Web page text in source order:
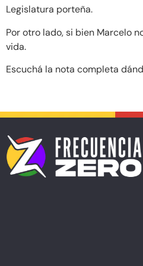
Legislatura porteña.
Por otro lado, si bien Marcelo
vida.
Escuchá la nota completa